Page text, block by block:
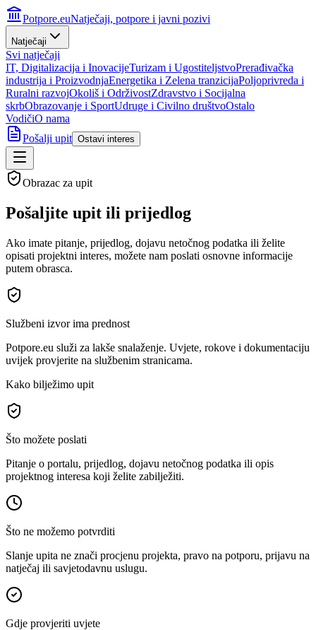
Potpore.euNatječaji, potpore i javni pozivi
Natječaji
Svi natječaji
IT, Digitalizacija i InovacijeTurizam i UgostiteljstvoPrerađivačka
industrija i ProizvodnjaEnergetika i Zelena tranzicijaPoljoprivreda i
Ruralni razvojOkoliš i OdrživostZdravstvo i Socijalna
skrbObrazovanje i SportUdruge i Civilno društvoOstalo
VodičiO nama
Pošalji upit Ostavi interes
Obrazac za upit
Pošaljite upit ili prijedlog
Ako imate pitanje, prijedlog, dojavu netočnog podatka ili želite
opisati projektni interes, možete nam poslati osnovne informacije
putem obrasca.
Službeni izvor ima prednost
Potpore.eu služi za lakše snalaženje. Uvjete, rokove i dokumentaciju
uvijek provjerite na službenim stranicama.
Kako bilježimo upit
Što možete poslati
Pitanje o portalu, prijedlog, dojavu netočnog podatka ili opis
projektnog interesa koji želite zabilježiti.
Što ne možemo potvrditi
Slanje upita ne znači procjenu projekta, pravo na potporu, prijavu na
natječaj ili savjetodavnu uslugu.
Gdje provjeriti uvjete